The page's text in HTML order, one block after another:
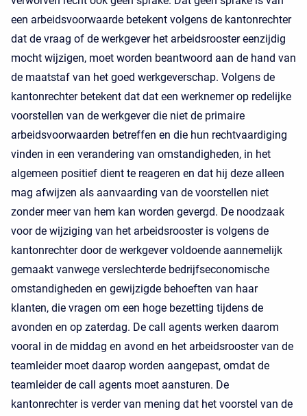
een arbeidsvoorwaarde betekent volgens de kantonrechter
dat de vraag of de werkgever het arbeidsrooster eenzijdig
mocht wijzigen, moet worden beantwoord aan de hand van
de maatstaf van het goed werkgeverschap. Volgens de
kantonrechter betekent dat dat een werknemer op redelijke
voorstellen van de werkgever die niet de primaire
arbeidsvoorwaarden betreffen en die hun rechtvaardiging
vinden in een verandering van omstandigheden, in het
algemeen positief dient te reageren en dat hij deze alleen
mag afwijzen als aanvaarding van de voorstellen niet
zonder meer van hem kan worden gevergd. De noodzaak
voor de wijziging van het arbeidsrooster is volgens de
kantonrechter door de werkgever voldoende aannemelijk
gemaakt vanwege verslechterde bedrijfseconomische
omstandigheden en gewijzigde behoeften van haar
klanten, die vragen om een hoge bezetting tijdens de
avonden en op zaterdag. De call agents werken daarom
vooral in de middag en avond en het arbeidsrooster van de
teamleider moet daarop worden aangepast, omdat de
teamleider de call agents moet aansturen. De
kantonrechter is verder van mening dat het voorstel van de